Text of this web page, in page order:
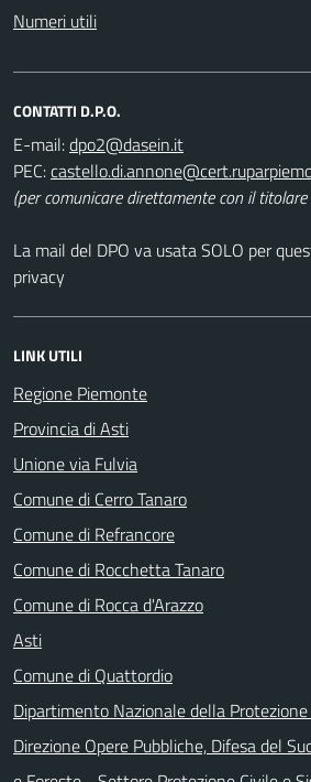
Numeri utili
CONTATTI D.P.O.
E-mail:
PEC:
(per comunicare direttamente con il
La mail del DPO va usata SOLO per
privacy
LINK UTILI
Regione Piemonte
Provincia di Asti
Unione via Fulvia
Comune di Cerro Tanaro
Comune di Refrancore
Comune di Rocchetta Tanaro
Comune di Rocca d'Arazzo
Asti
Comune di Quattordio
Dipartimento Nazionale della
Direzione Opere Pubbliche, Difesa del